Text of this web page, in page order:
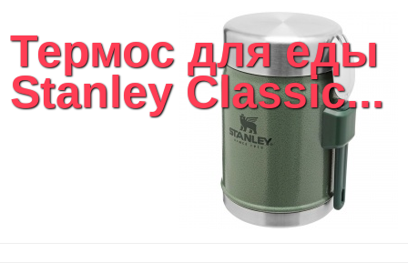
Термос для еды
Stanley Classic...